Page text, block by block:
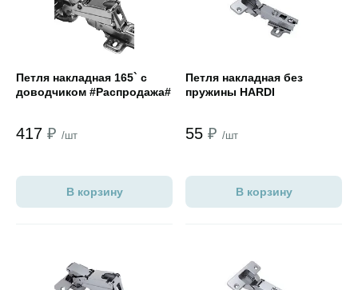
Петля накладная 165` с
доводчиком #Распродажа#
417 ₽ /шт
В корзину
Петля накладная без
пружины HARDI
55 ₽ /шт
В корзину
Открыть товар Открыть товар